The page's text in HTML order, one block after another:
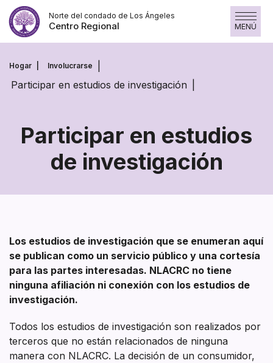
Saltar
contenido
Norte del condado de Los Ángeles
Centro Regional MENÚ
Hogar Involucrarse
Participar en estudios de investigación
Participar en estudios
de investigación
Participar
de
investigación
Los estudios de investigación que se enumeran aquí
se publican como un servicio público y una cortesía
para las partes interesadas. NLACRC no tiene
ninguna afiliación ni conexión con los estudios de
investigación.
Todos los estudios de investigación son realizados por
terceros que no están relacionados de ninguna
manera con NLACRC. La decisión de un consumidor,